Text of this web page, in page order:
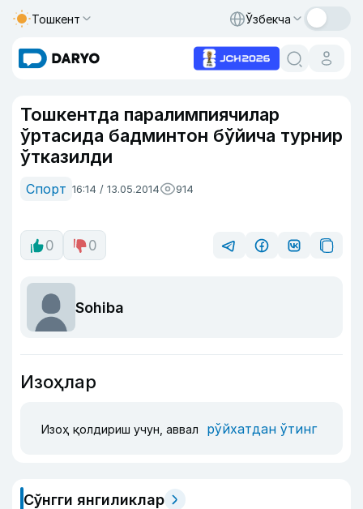
Тошкент Ўзбекча
Тошкентда паралимпиячилар
ўртасида бадминтон бўйича турнир
ўтказилди
Спорт 16:14 / 13.05.2014 914
0 0
Sohiba
Изоҳлар
Изоҳ қолдириш учун, аввал рўйхатдан ўтинг
Сўнгги янгиликлар